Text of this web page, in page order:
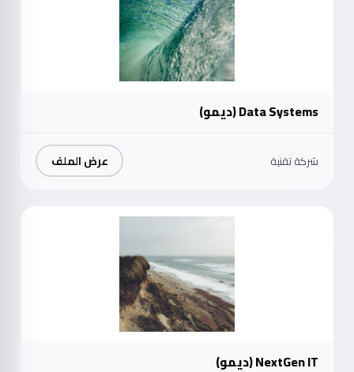
Data Systems (ديمو)
شركة تقنية عرض الملف
NextGen IT (ديمو)